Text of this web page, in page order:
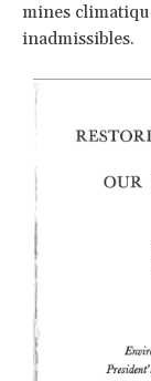
mines
inadmissibles.